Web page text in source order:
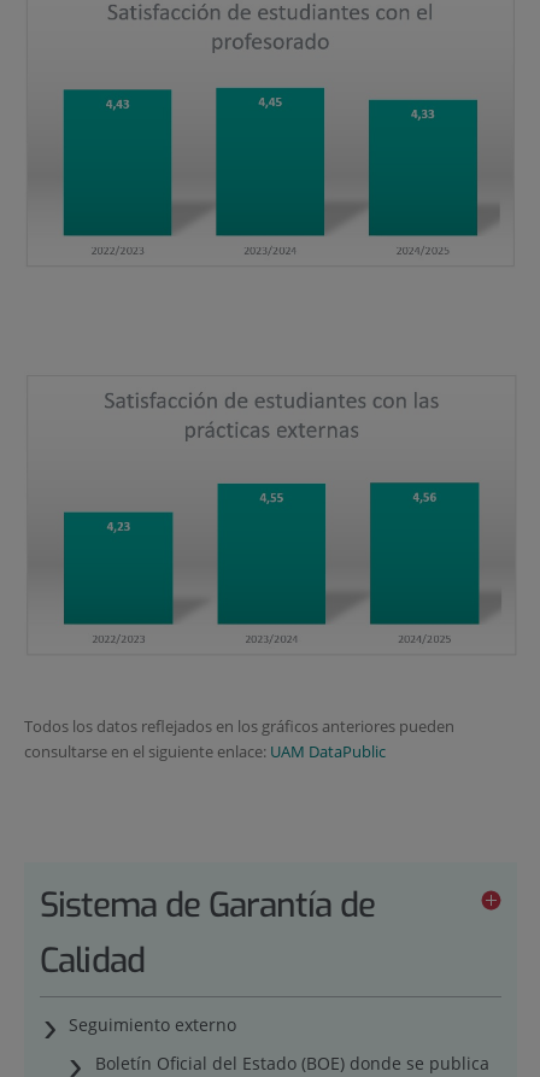
Todos los datos reflejados en los gráficos anteriores pueden
consultarse en el siguiente enlace: UAM DataPublic
Sistema de Garantía de
Calidad
Seguimiento externo
Boletín Oficial del Estado (BOE) donde se publica